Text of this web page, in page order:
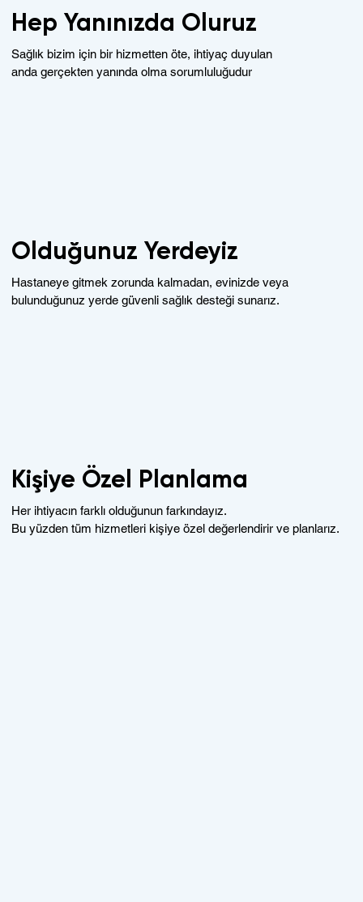
Hep Yanınızda Oluruz
Sağlık bizim için bir hizmetten öte, ihtiyaç duyulan
anda gerçekten yanında olma sorumluluğudur
Olduğunuz Yerdeyiz
Hastaneye gitmek zorunda kalmadan, evinizde veya
bulunduğunuz yerde güvenli sağlık desteği sunarız.
Kişiye Özel Planlama
Her ihtiyacın farklı olduğunun farkındayız.
Bu yüzden tüm hizmetleri kişiye özel değerlendirir ve planlarız.